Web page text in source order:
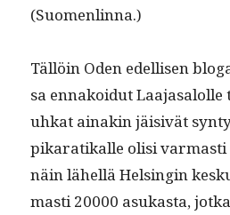
(Suomen­lin­na.)
Täl­löin Oden edel­lisen
sa ennakoidut
uhkat ainakin jäi­sivät
pikaratikalle olisi var­masti
näin lähel­lä Helsin­gin
masti 20000 asukas­ta,